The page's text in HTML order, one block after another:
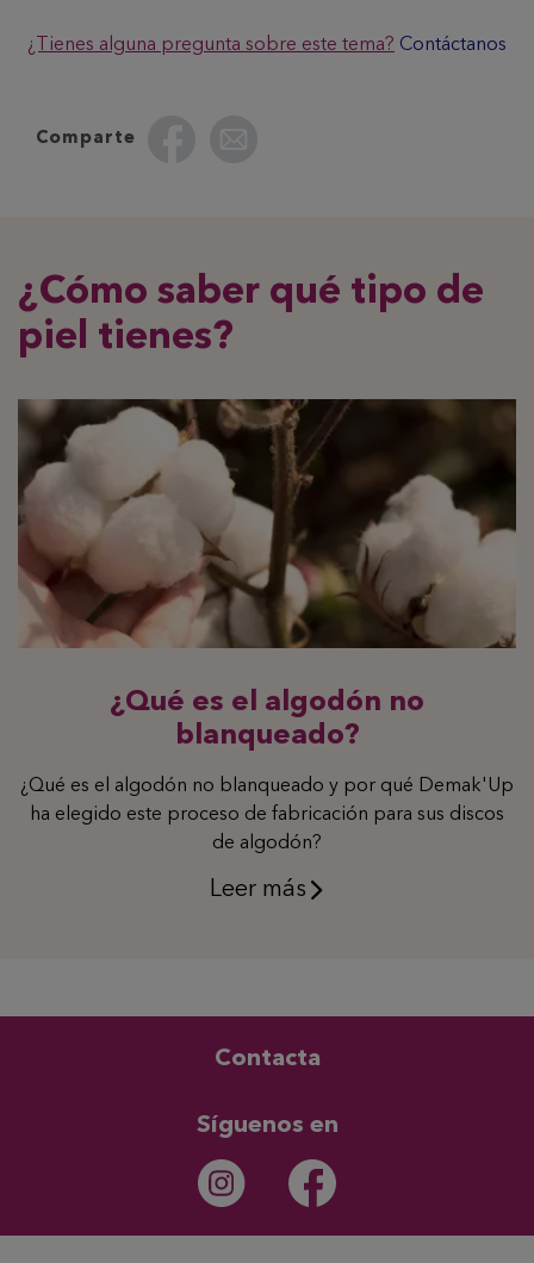
¿Tienes alguna pregunta sobre este tema? Contáctanos
Comparte
¿Cómo saber qué tipo de
piel tienes?
¿Qué es el algodón no
blanqueado?
¿Qué es el algodón no blanqueado y por qué Demak'Up
ha elegido este proceso de fabricación para sus discos
de algodón?
Leer más
Contacta
Síguenos en